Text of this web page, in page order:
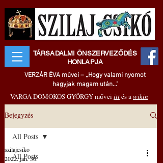
TÁRSADALMI ÖNSZERVEZŐDÉS
HONLAPJA
VERZÁR ÉVA művei – „Hogy valami nyomot
hagyjak magam után..."
VARGA DOMOKOS GYÖRGY művei ittés awikin
Bejegyzés
All Posts
All Posts
szilajcsiko
2022. jan. 30.